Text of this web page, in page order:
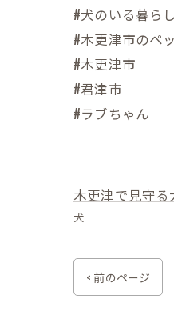
#犬のいる暮らし
#木更津市のペ
#木更津市
#君津市
#ラブちゃん
木更津で見守
犬
< 前のページ